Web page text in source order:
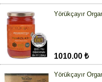
Yörükçayır
1010.00 ₺
Yörükçayır